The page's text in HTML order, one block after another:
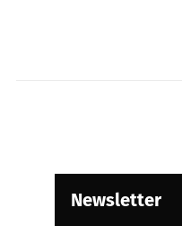
Newsletter